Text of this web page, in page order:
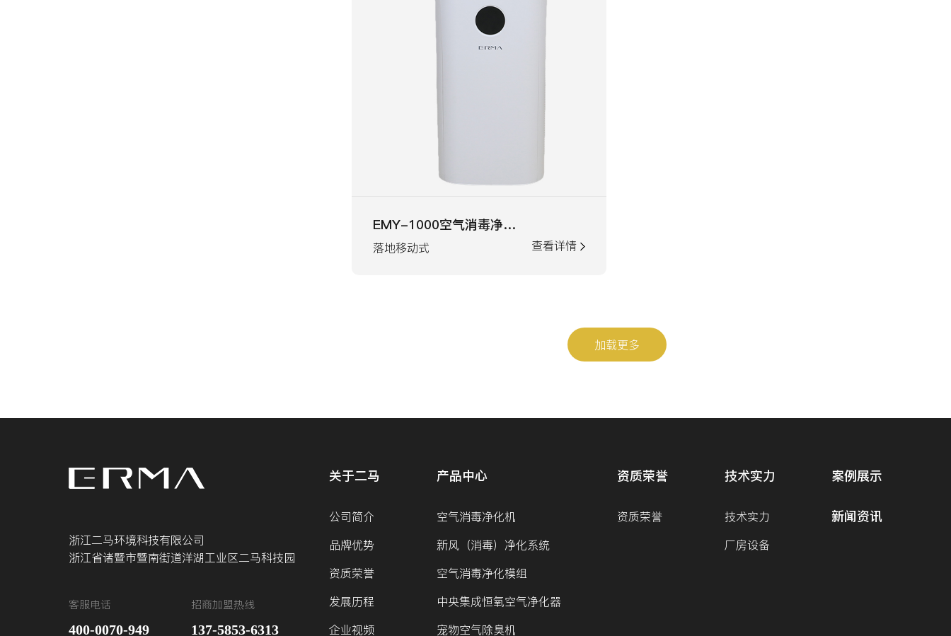
EMY-1000空气消毒净化机
落地移动式 查看详情
加载更多
浙江二马环境科技有限公司
浙江省诸暨市暨南街道洋湖工业区二马科技园
客服电话
400-0070-949
招商加盟热线
137-5853-6313
关于二马
公司简介
品牌优势
资质荣誉
发展历程
企业视频
产品中心
空气消毒净化机
新风（消毒）净化系统
空气消毒净化模组
中央集成恒氧空气净化器
宠物空气除臭机
资质荣誉
资质荣誉
技术实力
技术实力
厂房设备
案例展示
新闻资讯